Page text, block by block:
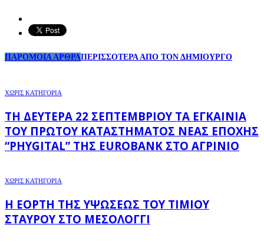
ΠΑΡΟΜΟΙΑ ΑΡΘΡΑΠΕΡΙΣΣΟΤΕΡΑ ΑΠΟ ΤΟΝ ΔΗΜΙΟΥΡΓΟ
ΧΩΡΊΣ ΚΑΤΗΓΟΡΊΑ
ΤΗ ΔΕΥΤΈΡΑ 22 ΣΕΠΤΕΜΒΡΊΟΥ ΤΑ ΕΓΚΑΊΝΙΑ
ΤΟΥ ΠΡΏΤΟΥ ΚΑΤΑΣΤΉΜΑΤΟΣ ΝΈΑΣ ΕΠΟΧΉΣ
“PHYGITAL” ΤΗΣ EUROBANK ΣΤΟ ΑΓΡΊΝΙΟ
ΧΩΡΊΣ ΚΑΤΗΓΟΡΊΑ
Η ΕΟΡΤΉ ΤΗΣ ΥΨΏΣΕΩΣ ΤΟΥ ΤΙΜΊΟΥ
ΣΤΑΥΡΟΎ ΣΤΟ ΜΕΣΟΛΌΓΓΙ